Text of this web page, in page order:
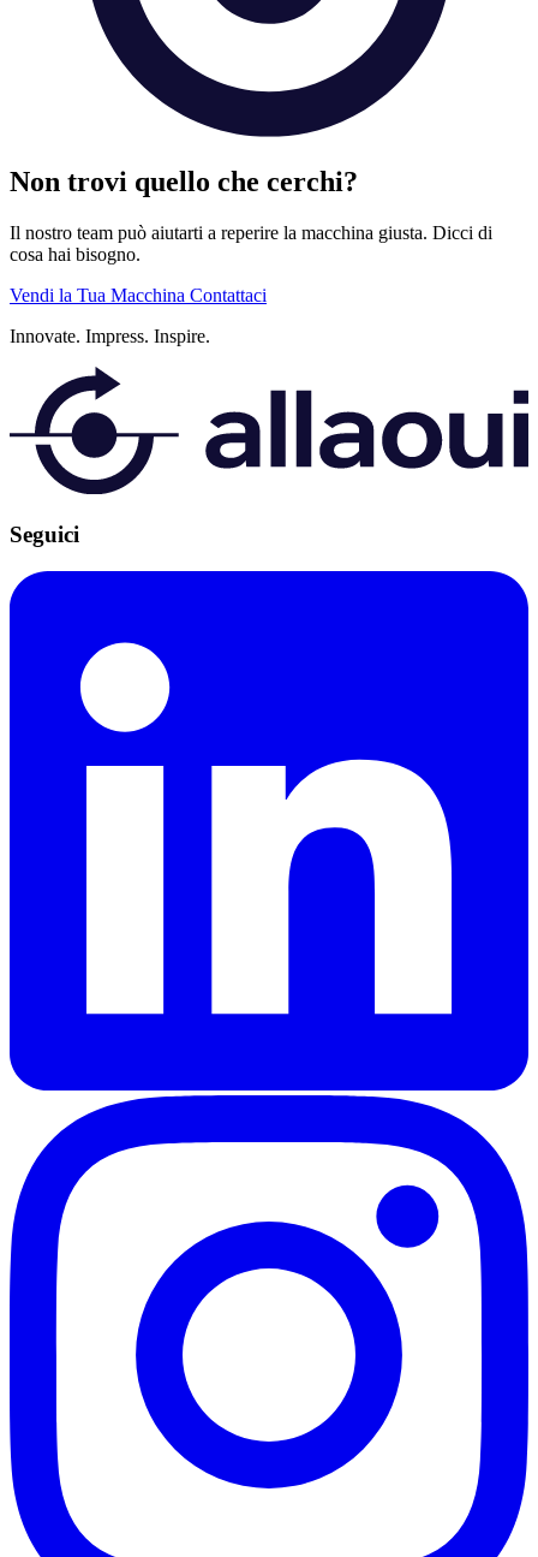
Non trovi quello che cerchi?
Il nostro team può aiutarti a reperire la macchina giusta. Dicci di
cosa hai bisogno.
Vendi la Tua Macchina Contattaci
Innovate. Impress. Inspire.
Seguici